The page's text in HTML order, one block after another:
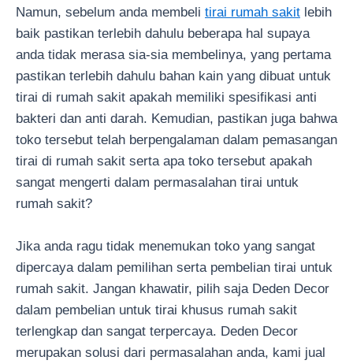
Namun, sebelum anda membeli tirai rumah sakit lebih
baik pastikan terlebih dahulu beberapa hal supaya
anda tidak merasa sia-sia membelinya, yang pertama
pastikan terlebih dahulu bahan kain yang dibuat untuk
tirai di rumah sakit apakah memiliki spesifikasi anti
bakteri dan anti darah. Kemudian, pastikan juga bahwa
toko tersebut telah berpengalaman dalam pemasangan
tirai di rumah sakit serta apa toko tersebut apakah
sangat mengerti dalam permasalahan tirai untuk
rumah sakit?
Jika anda ragu tidak menemukan toko yang sangat
dipercaya dalam pemilihan serta pembelian tirai untuk
rumah sakit. Jangan khawatir, pilih saja Deden Decor
dalam pembelian untuk tirai khusus rumah sakit
terlengkap dan sangat terpercaya. Deden Decor
merupakan solusi dari permasalahan anda, kami jual